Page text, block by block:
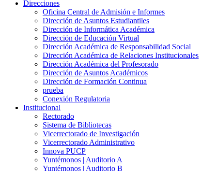
Direcciones
Oficina Central de Admisión e Informes
Dirección de Asuntos Estudiantiles
Dirección de Informática Académica
Dirección de Educación Virtual
Dirección Académica de Responsabilidad Social
Dirección Académica de Relaciones Institucionales
Dirección Académica del Profesorado
Dirección de Asuntos Académicos
Dirección de Formación Continua
prueba
Conexión Regulatoria
Institucional
Rectorado
Sistema de Bibliotecas
Vicerrectorado de Investigación
Vicerrectorado Administrativo
Innova PUCP
Yuntémonos | Auditorio A
Yuntémonos | Auditorio B